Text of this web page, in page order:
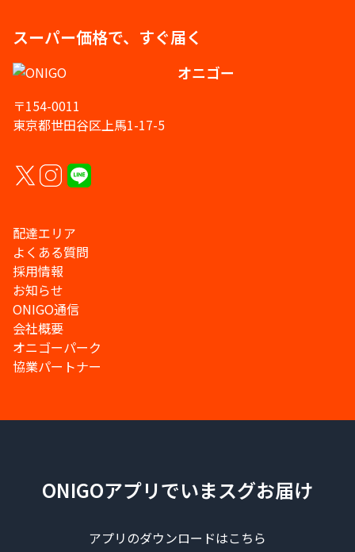
スーパー価格で、すぐ届く
オニゴー
〒154-0011
東京都世田谷区上馬1-17-5
配達エリア
よくある質問
採用情報
お知らせ
ONIGO通信
会社概要
オニゴーパーク
協業パートナー
ONIGOアプリでいまスグお届け
アプリのダウンロードはこちら